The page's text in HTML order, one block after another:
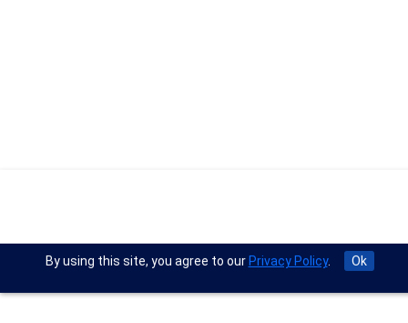
By using this site, you agree to ourPrivacy Policy. Ok